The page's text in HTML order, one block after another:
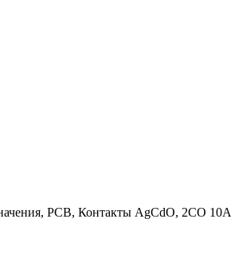
PCB, Контакты AgCdO, 2CO 10A